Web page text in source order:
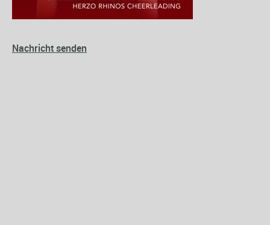
Nachricht senden